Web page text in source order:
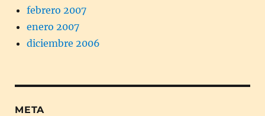
febrero 2007
enero 2007
diciembre 2006
META